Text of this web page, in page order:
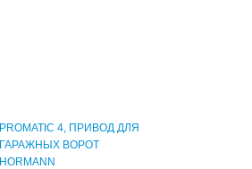
PROMATIC 4, ПРИВОД ДЛЯ
ГАРАЖНЫХ ВОРОТ
HORMANN